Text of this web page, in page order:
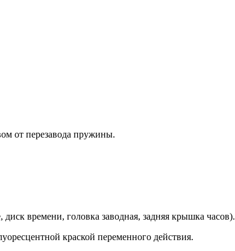
от перезавода пружины.
времени, головка заводная, задняя крышка часов).
краской переменного действия.